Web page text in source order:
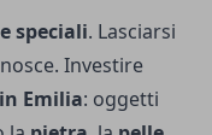
speciali. Lasciarsi
Investire
Emilia: oggetti